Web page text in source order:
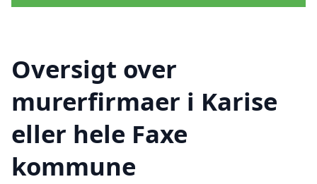
Oversigt over
murerfirmaer i Karise
eller hele Faxe
kommune